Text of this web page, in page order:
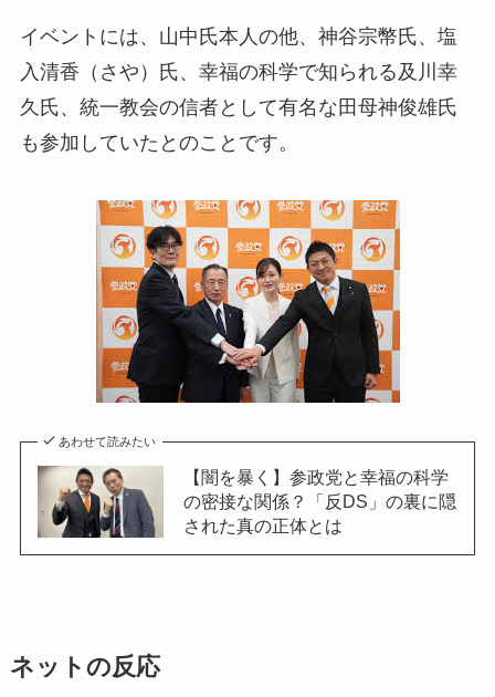
イベントには、山中氏本人の他、神谷宗幣氏、塩
入清香（さや）氏、幸福の科学で知られる及川幸
久氏、統一教会の信者として有名な田母神俊雄氏
も参加していたとのことです。
あわせて読みたい
【闇を暴く】参政党と幸福の科学
の密接な関係？「反DS」の裏に隠
された真の正体とは
ネットの反応